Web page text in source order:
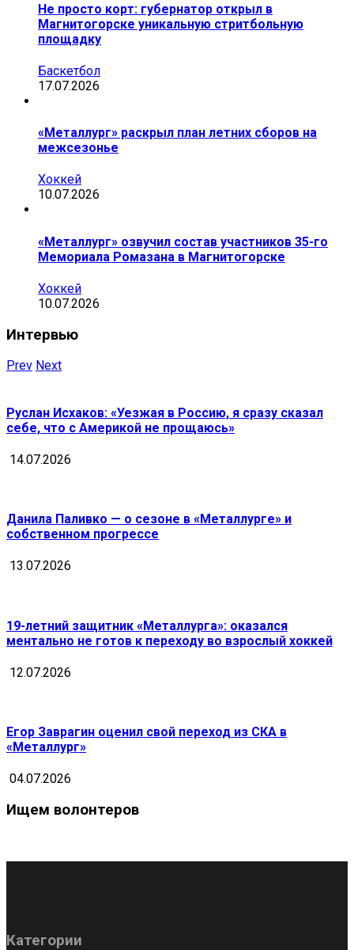
Не просто корт: губернатор открыл в
Магнитогорске уникальную стритбольную
площадку
Баскетбол
17.07.2026
«Металлург» раскрыл план летних сборов на
межсезонье
Хоккей
10.07.2026
«Металлург» озвучил состав участников 35-го
Мемориала Ромазана в Магнитогорске
Хоккей
10.07.2026
Интервью
Prev Next
Руслан Исхаков: «Уезжая в Россию, я сразу сказал
себе, что с Америкой не прощаюсь»
14.07.2026
Данила Паливко — о сезоне в «Металлурге» и
собственном прогрессе
13.07.2026
19-летний защитник «Металлурга»: оказался
ментально не готов к переходу во взрослый хоккей
12.07.2026
Егор Заврагин оценил свой переход из СКА в
«Металлург»
04.07.2026
Ищем волонтеров
Категории